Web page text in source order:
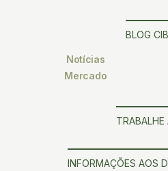
BLOG
Notícias
Mercado
TRABALHE
INFORMAÇÕES AOS